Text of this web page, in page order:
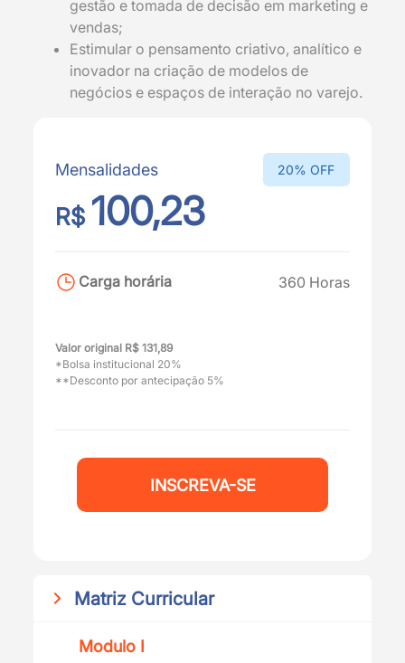
gestão e tomada de decisão em marketing e
vendas;
Estimular o pensamento criativo, analítico e
inovador na criação de modelos de
negócios e espaços de interação no varejo.
Mensalidades
R$ 100,23
20% OFF
Carga horária 360 Horas
Valor original R$ 131,89
*Bolsa institucional 20%
**Desconto por antecipação 5%
INSCREVA-SE
Matriz Curricular
Modulo I